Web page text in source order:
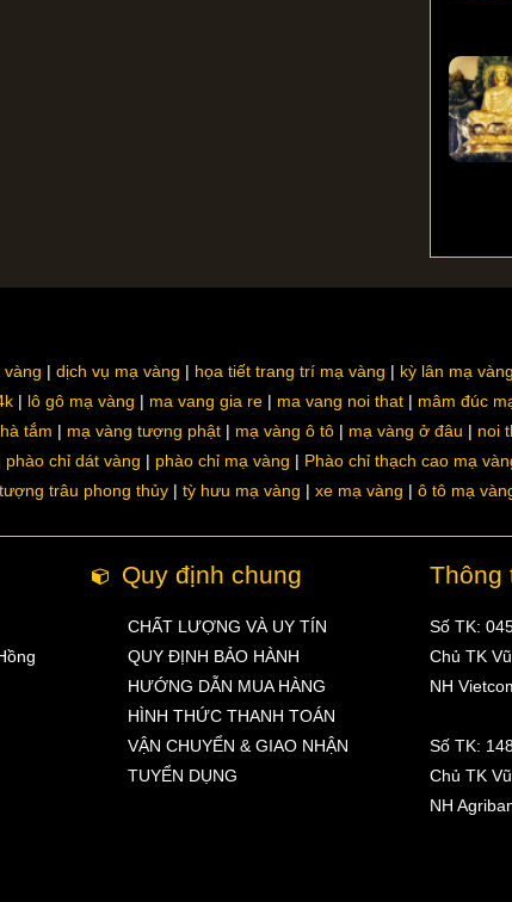
vàng dịch vụ mạ vàng họa tiết trang trí mạ vàng kỳ lân mạ vàng
lô gô mạ vàng ma vang gia re ma vang noi that mâm đúc
tắm mạ vàng tượng phật mạ vàng ô tô mạ vàng ở đâu noi
phào chỉ dát vàng phào chỉ mạ vàng Phào chỉ thạch cao mạ
tượng trâu phong thủy tỳ hưu mạ vàng xe mạ vàng ô tô mạ
Quy định chung
CHẤT LƯỢNG VÀ UY TÍN
QUY ĐỊNH BẢO HÀNH
HƯỚNG DẪN MUA HÀNG
HÌNH THỨC THANH TOÁN
VẬN CHUYỂN & GIAO NHẬN
TUYỂN DỤNG
Thông
Số TK:
Chủ TK
NH
Số TK:
Chủ TK
NH